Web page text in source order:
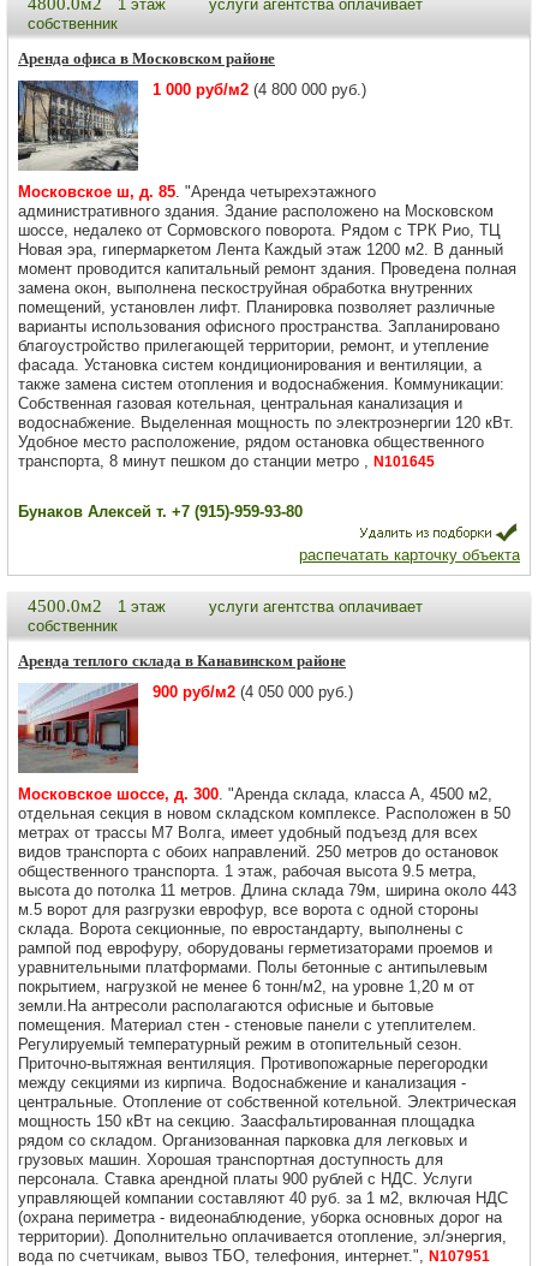
1 этаж
услуги агентства оплачивает
собственник
Аренда офиса в Московском районе
1 000 руб/м2 (4 800 000 руб.)
Московское ш, д. 85. "Аренда четырехэтажного
административного здания. Здание расположено на Московском
шоссе, недалеко от Сормовского поворота. Рядом с ТРК Рио, ТЦ
Новая эра, гипермаркетом Лента Каждый этаж 1200 м2. В данный
момент проводится капитальный ремонт здания. Проведена полная
замена окон, выполнена пескоструйная обработка внутренних
помещений, установлен лифт. Планировка позволяет различные
варианты использования офисного пространства. Запланировано
благоустройство прилегающей территории, ремонт, и утепление
фасада. Установка систем кондиционирования и вентиляции, а
также замена систем отопления и водоснабжения. Коммуникации:
Собственная газовая котельная, центральная канализация и
водоснабжение. Выделенная мощность по электроэнергии 120 кВт.
Удобное место расположение, рядом остановка общественного
транспорта, 8 минут пешком до станции метро , N101645
Бунаков Алексей т. +7 (915)-959-93-80
распечатать карточку объекта
4500.0м2 1 этаж
услуги агентства оплачивает
собственник
Аренда теплого склада в Канавинском районе
900 руб/м2 (4 050 000 руб.)
Московское шоссе, д. 300. "Аренда склада, класса А, 4500 м2,
отдельная секция в новом складском комплексе. Расположен в 50
метрах от трассы М7 Волга, имеет удобный подъезд для всех
видов транспорта с обоих направлений. 250 метров до остановок
общественного транспорта. 1 этаж, рабочая высота 9.5 метра,
высота до потолка 11 метров. Длина склада 79м, ширина около 443
м.5 ворот для разгрузки еврофур, все ворота с одной стороны
склада. Ворота секционные, по евростандарту, выполнены с
рампой под еврофуру, оборудованы герметизаторами проемов и
уравнительными платформами. Полы бетонные с антипылевым
покрытием, нагрузкой не менее 6 тонн/м2, на уровне 1,20 м от
земли.На антресоли располагаются офисные и бытовые
помещения. Материал стен - стеновые панели с утеплителем.
Регулируемый температурный режим в отопительный сезон.
Приточно-вытяжная вентиляция. Противопожарные перегородки
между секциями из кирпича. Водоснабжение и канализация -
центральные. Отопление от собственной котельной. Электрическая
мощность 150 кВт на секцию. Заасфальтированная площадка
рядом со складом. Организованная парковка для легковых и
грузовых машин. Хорошая транспортная доступность для
персонала. Ставка арендной платы 900 рублей с НДС. Услуги
управляющей компании составляют 40 руб. за 1 м2, включая НДС
(охрана периметра - видеонаблюдение, уборка основных дорог на
территории). Дополнительно оплачивается отопление, эл/энергия,
вода по счетчикам, вывоз ТБО, телефония, интернет.", N107951